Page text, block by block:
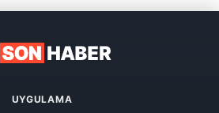
UYGULAMA